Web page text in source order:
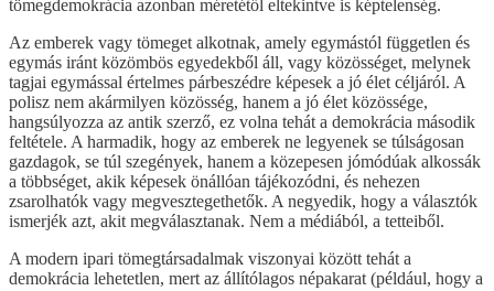
tömegdemokrácia azonban méretétől eltekintve is képtelenség.
Az emberek vagy tömeget alkotnak, amely egymástól független és
egymás iránt közömbös egyedekből áll, vagy közösséget, melynek
tagjai egymással értelmes párbeszédre képesek a jó élet céljáról. A
polisz nem akármilyen közösség, hanem a jó élet közössége,
hangsúlyozza az antik szerző, ez volna tehát a demokrácia második
feltétele. A harmadik, hogy az emberek ne legyenek se túlságosan
gazdagok, se túl szegények, hanem a közepesen jómódúak alkossák
a többséget, akik képesek önállóan tájékozódni, és nehezen
zsarolhatók vagy megvesztegethetők. A negyedik, hogy a választók
ismerjék azt, akit megválasztanak. Nem a médiából, a tetteiből.
A modern ipari tömegtársadalmak viszonyai között tehát a
demokrácia lehetetlen, mert az állítólagos népakarat (például, hogy a